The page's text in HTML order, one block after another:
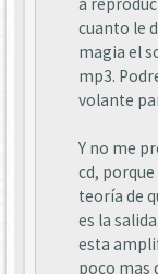
cuanto le
magia el
mp3.
volante
Y no me
cd,
teoría de
es la
esta
poco mas